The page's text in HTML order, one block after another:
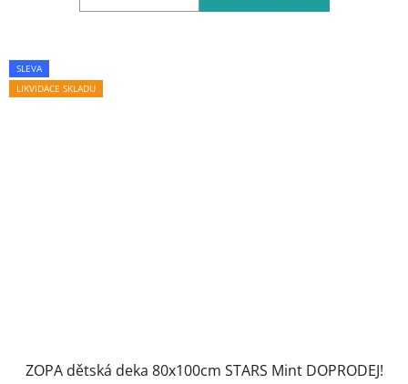
SLEVA
LIKVIDACE SKLADU
ZOPA dětská deka 80x100cm STARS Mint DOPRODEJ!